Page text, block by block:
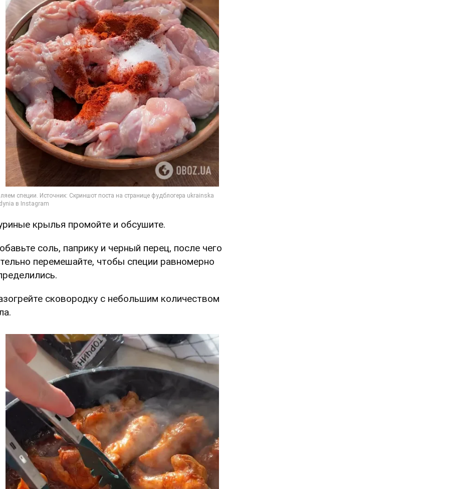
крылья промойте и обсушите.
соль, паприку и черный перец, после чего
перемешайте, чтобы специи равномерно
сковородку с небольшим количеством